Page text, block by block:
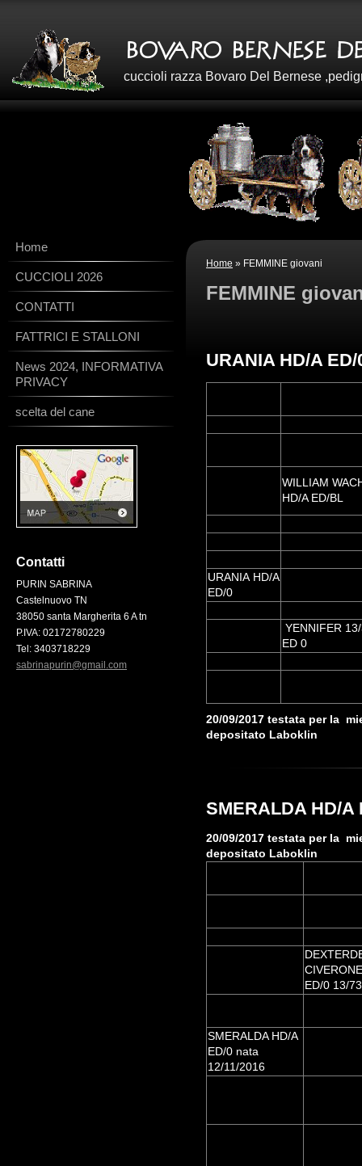
cuccioli razza Bovaro Del Bernese
Home » FEMMINE giovani
FEMMINE
URANIA HD/A
WILLIAM
HD/A ED/BL
URANIA HD/A
ED/0
YENNIFER
ED 0
20/09/2017 testata per la
depositato Laboklin
SMERALDA HD/A
20/09/2017 testata per la
depositato Laboklin
ED/0 13/
SMERALDA HD/A
ED/0 nata
12/11/2016
Home
CUCCIOLI 2026
CONTATTI
FATTRICI E STALLONI
News 2024, INFORMATIVA
PRIVACY
scelta del cane
Contatti
PURIN SABRINA
Castelnuovo TN
38050 santa Margherita 6 A tn
P.IVA: 02172780229
Tel: 3403718229
sabrinapurin@gmail.com